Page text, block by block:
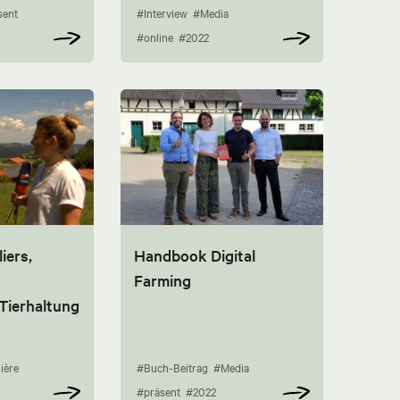
#Interview #Media
#online #2022
Handbook Digital
Farming
#Buch-Beitrag #Media
#präsent #2022